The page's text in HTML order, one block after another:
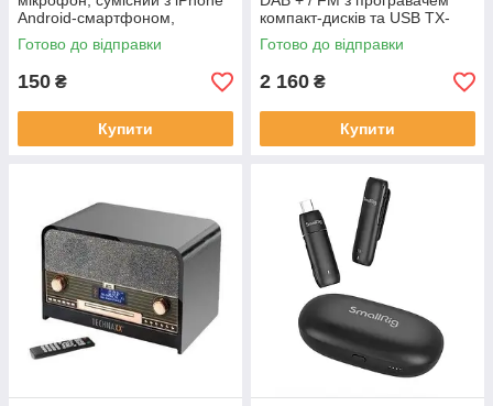
Android-смартфоном,
шумозаглушенням для
YouTube
Готово до відправки
150 ₴
Купити
компакт-дисків та USB TX-
102 Bluetooth
Готово до відправки
2 160 ₴
Купити